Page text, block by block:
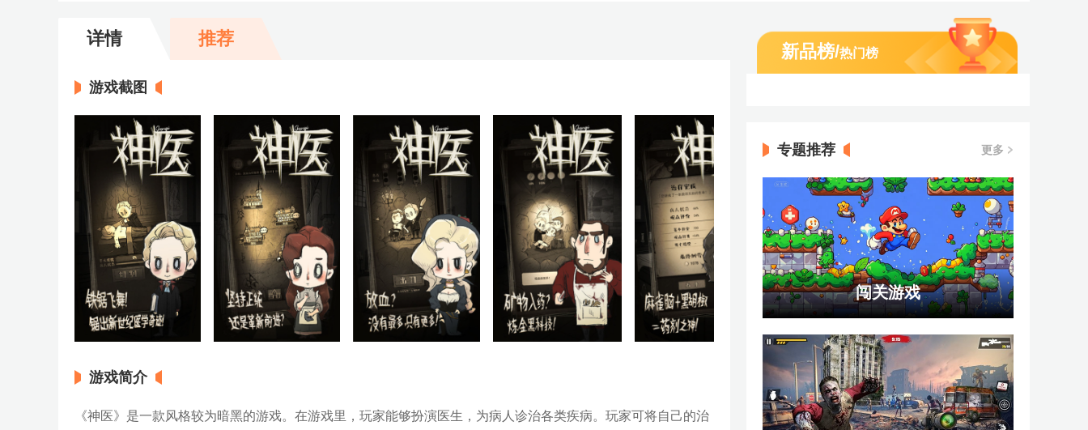
详情 推荐
游戏截图
游戏简介
《神医》是一款风格较为暗黑的游戏。在游戏里，玩家能够扮演医生，为病人诊治各类疾病。玩家可将自己的治
新品榜/热门榜
专题推荐 更多
闯关游戏